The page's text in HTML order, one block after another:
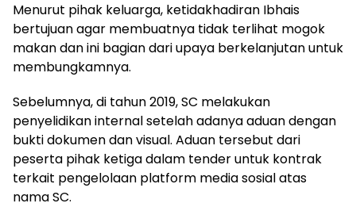
Menurut pihak keluarga, ketidakhadiran Ibhais
bertujuan agar membuatnya tidak terlihat mogok
makan dan ini bagian dari upaya berkelanjutan untuk
membungkamnya.
Sebelumnya, di tahun 2019, SC melakukan
penyelidikan internal setelah adanya aduan dengan
bukti dokumen dan visual. Aduan tersebut dari
peserta pihak ketiga dalam tender untuk kontrak
terkait pengelolaan platform media sosial atas
nama SC.